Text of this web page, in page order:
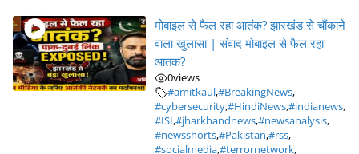
मोबाइल से फैल रहा आतंक? झारखंड से चौंकाने
वाला खुलासा | संवाद मोबाइल से फैल रहा
आतंक?
0views
#amitkaul,#BreakingNews,
#cybersecurity,#HindiNews,#indianews,
#ISI,#jharkhandnews,#newsanalysis,
#newsshorts,#Pakistan,#rss,
#socialmedia,#terrornetwork,